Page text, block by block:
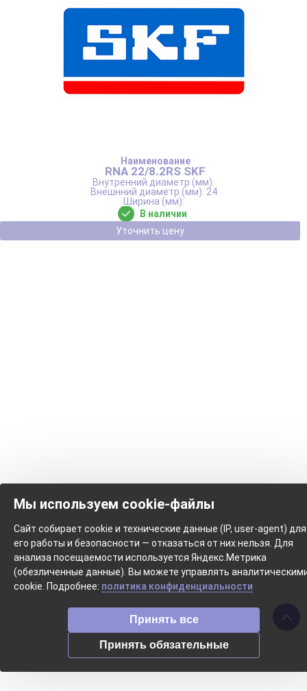
RNA 22/8.2RS SKF
24
В наличии
Уточнить цену
Мы используем cookie-файлы
Сайт собирает cookie и технические данные (IP, user-agent) для
его работы и безопасности — отказаться от них нельзя. Для
анализа посещаемости используется Яндекс.Метрика
(обезличенные данные). Вы можете управлять
cookie. Подробнее: политика конфиденциальности
Принять все
Принять обязательные